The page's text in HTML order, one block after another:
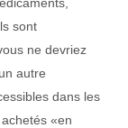
sont
ne devriez
autre
dans les
«en